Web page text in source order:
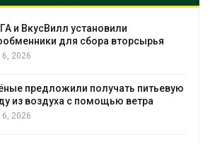
Засуха в Индонезии увеличила
производство соли почти в 20 раз
Авг 6, 2026
В пяти странах Амазонии задержали
более 800 человек в ходе операции
против экологических преступлений